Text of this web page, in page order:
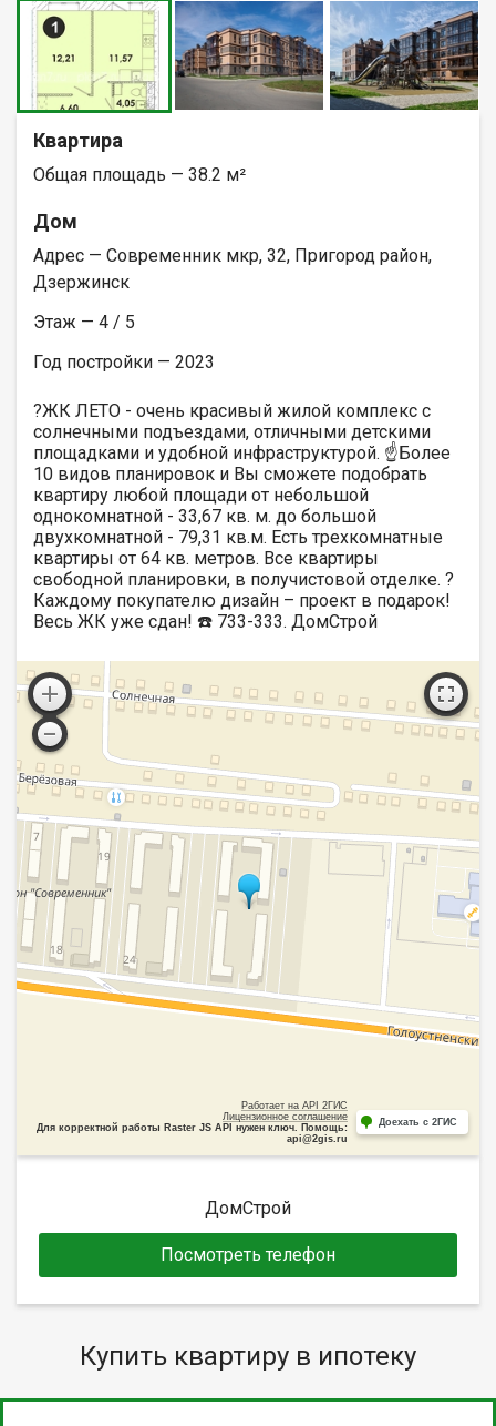
Квартира
Общая площадь — 38.2 м²
Дом
Адрес — Современник мкр, 32, Пригород район,
Дзержинск
Этаж — 4 / 5
Год постройки — 2023
?ЖК ЛЕТО - очень красивый жилой комплекс с
солнечными подъездами, отличными детскими
площадками и удобной инфраструктурой. ☝️Более
10 видов планировок и Вы сможете подобрать
квартиру любой площади от небольшой
однокомнатной - 33,67 кв. м. до большой
двухкомнатной - 79,31 кв.м. Есть трехкомнатные
квартиры от 64 кв. метров. Все квартиры
свободной планировки, в получистовой отделке. ?
Каждому покупателю дизайн – проект в подарок!
Весь ЖК уже сдан! ☎️ 733-333. ДомСтрой
Работает на API 2ГИС
Лицензионное соглашение
Для корректной работы Raster JS API нужен ключ. Помощь:
api@2gis.ru
Доехать с 2ГИС
ДомСтрой
Посмотреть телефон
Купить квартиру в ипотеку